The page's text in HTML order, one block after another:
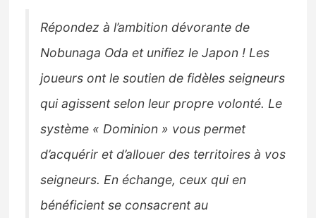
Répondez à l’ambition dévorante de
Nobunaga Oda et unifiez le Japon ! Les
joueurs ont le soutien de fidèles seigneurs
qui agissent selon leur propre volonté. Le
système « Dominion » vous permet
d’acquérir et d’allouer des territoires à vos
seigneurs. En échange, ceux qui en
bénéficient se consacrent au